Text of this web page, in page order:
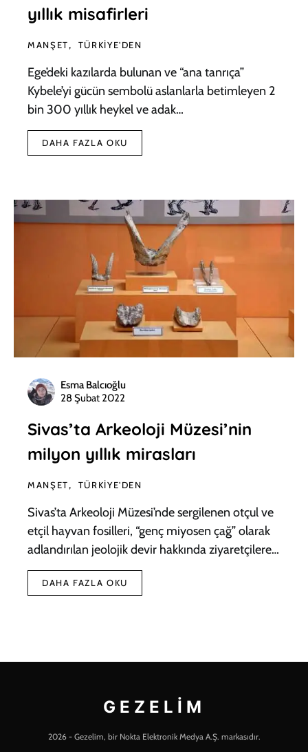
yıllık misafirleri
MANŞET TÜRKIYE'DEN
Ege’deki kazılarda bulunan ve “ana tanrıça”
Kybele’yi gücün sembolü aslanlarla betimleyen 2
bin 300 yıllık heykel ve adak…
DAHA FAZLA OKU
Esma Balcıoğlu
28 Şubat 2022
Sivas’ta Arkeoloji Müzesi’nin
milyon yıllık mirasları
MANŞET TÜRKIYE'DEN
Sivas’ta Arkeoloji Müzesi’nde sergilenen otçul ve
etçil hayvan fosilleri, “genç miyosen çağ” olarak
adlandırılan jeolojik devir hakkında ziyaretçilere…
DAHA FAZLA OKU
GEZELIM
2026 - Gezelim, bir Nokta Elektronik Medya A.Ş. markasıdır.